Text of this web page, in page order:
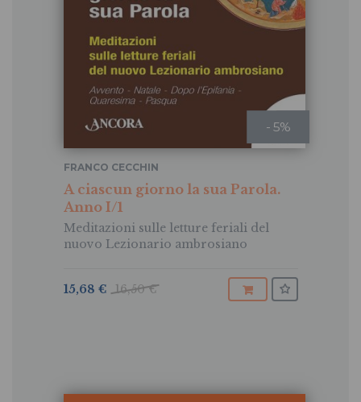
- 5%
A ciascun giorno la sua Parola.
Anno I/1
Meditazioni sulle letture feriali del
nuovo Lezionario ambrosiano
FRANCO CECCHIN
16,50 €
15,68 €